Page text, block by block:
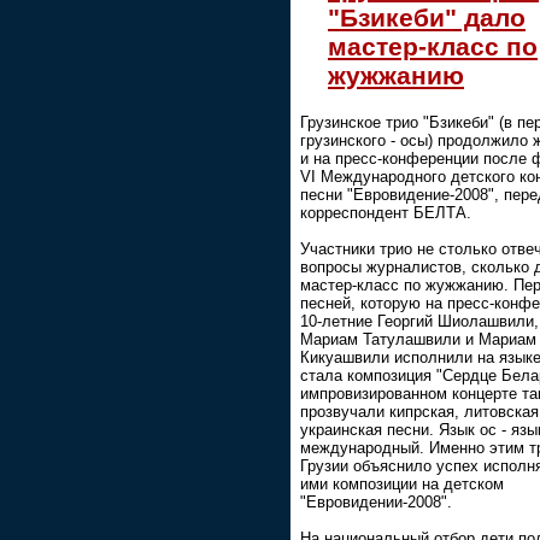
"Бзикеби" дало
мастер-класс по
жужжанию
Грузинское трио "Бзикеби" (в
грузинского - осы) продолжило
и на пресс-конференции после
VI Международного детского
песни "Евровидение-2008",
корреспондент БЕЛТА.
Участники трио не столько
вопросы журналистов, сколько
мастер-класс по жужжанию.
песней, которую на пресс-
10-летние Георгий Шиолашвили,
Мариам Татулашвили и Мариам
Кикуашвили исполнили на
стала композиция "Сердце
импровизированном концерте
прозвучали кипрская,
украинская песни. Язык ос -
международный. Именно этим
Грузии объяснило успех
ими композиции на детском
"Евровидении-2008".